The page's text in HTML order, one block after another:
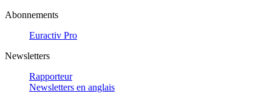
Abonnements
Euractiv Pro
Newsletters
Rapporteur
Newsletters en anglais